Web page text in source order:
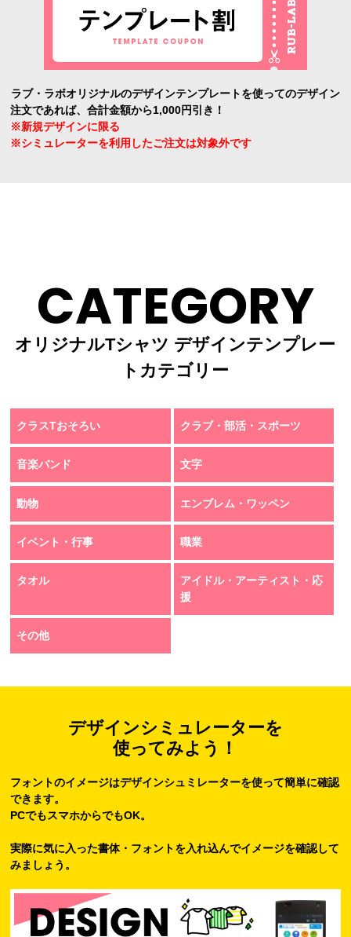
ラブ・ラボオリジナルのデザインテンプレートを使ってのデザイン
注文であれば、合計金額から1,000円引き！
※新規デザインに限る
※シミュレーターを利用したご注文は対象外です
CATEGORY
オリジナルTシャツ デザインテンプレー
トカテゴリー
クラスTおそろい クラブ・部活・スポーツ
音楽バンド 文字
動物 エンブレム・ワッペン
イベント・行事 職業
タオル
アイドル・アーティスト・応
援
その他
デザインシミュレーターを
使ってみよう！
フォントのイメージはデザインシュミレーターを使って簡単に確認
できます。
PCでもスマホからでもOK。
実際に気に入った書体・フォントを入れ込んでイメージを確認して
みましょう。